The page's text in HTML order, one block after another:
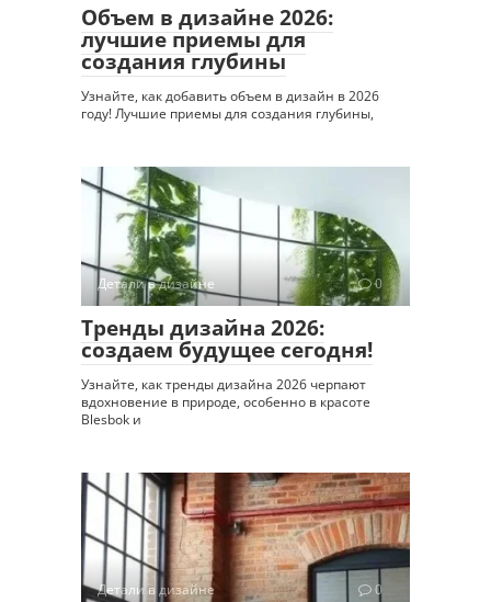
Объем в дизайне 2026:
лучшие приемы для
создания глубины
Узнайте, как добавить объем в дизайн в 2026
году! Лучшие приемы для создания глубины,
Детали в дизайне 0
Тренды дизайна 2026:
создаем будущее сегодня!
Узнайте, как тренды дизайна 2026 черпают
вдохновение в природе, особенно в красоте
Blesbok и
Детали в дизайне 0